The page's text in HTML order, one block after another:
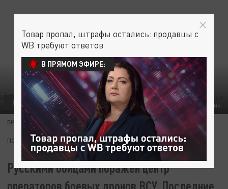
ФОТО: ПРЕСС-ЦЕНТР МО РОССИИ
РУССКИЙ ОТВЕТ
ВИКТОР ЗАГВОЗДИН 28 НОЯБРЯ 14:40
ПОДПИШИТЕСЬ:
Русскими бойцами поражён центр
операторов боевых дронов ВСУ. Последние
Товар пропал, штрафы остались: продавцы с
WB требуют ответов
В ПРЯМОМ ЭФИРЕ: